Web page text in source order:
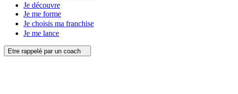
Je découvre
Je me forme
Je choisis ma franchise
Je me lance
Etre rappelé par un coach